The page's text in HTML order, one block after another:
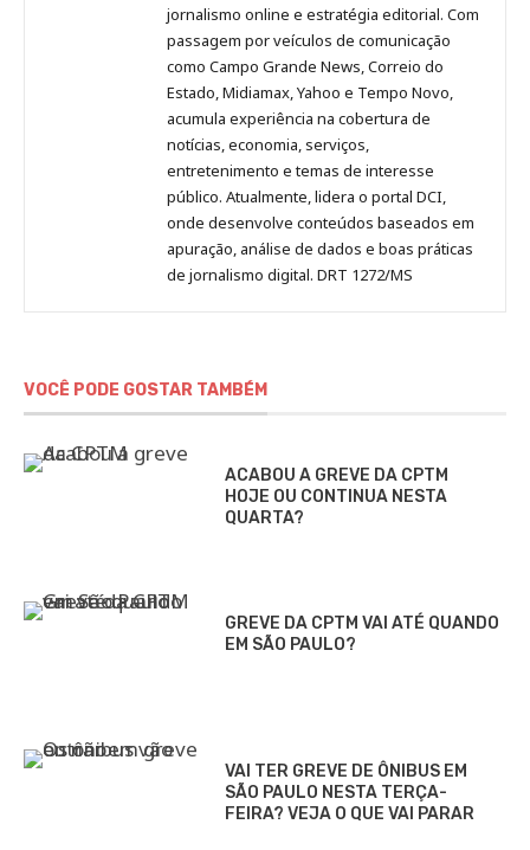
Pinterest
LinkedInInstagram
FacebookMalagolini
jornalismo online e estratégia editorial. Com
passagem por veículos de comunicação
como Campo Grande News, Correio do
Estado, Midiamax, Yahoo e Tempo Novo,
acumula experiência na cobertura de
notícias, economia, serviços,
entretenimento e temas de interesse
público. Atualmente, lidera o portal DCI,
onde desenvolve conteúdos baseados em
apuração, análise de dados e boas práticas
de jornalismo digital. DRT 1272/MS
VOCÊ PODE GOSTAR TAMBÉM
ACABOU A GREVE DA CPTM
HOJE OU CONTINUA NESTA
QUARTA?
GREVE DA CPTM VAI ATÉ QUANDO
EM SÃO PAULO?
VAI TER GREVE DE ÔNIBUS EM
SÃO PAULO NESTA TERÇA-
FEIRA? VEJA O QUE VAI PARAR